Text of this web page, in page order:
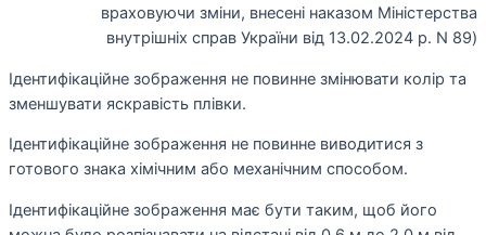
враховуючи зміни, внесені наказом Міністерства
внутрішніх справ України від 13.02.2024 р. N 89)
Ідентифікаційне зображення не повинне змінювати колір та
зменшувати яскравість плівки.
Ідентифікаційне зображення не повинне виводитися з
готового знака хімічним або механічним способом.
Ідентифікаційне зображення має бути таким, щоб його